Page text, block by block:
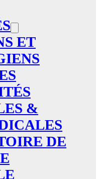
ET
&
DE